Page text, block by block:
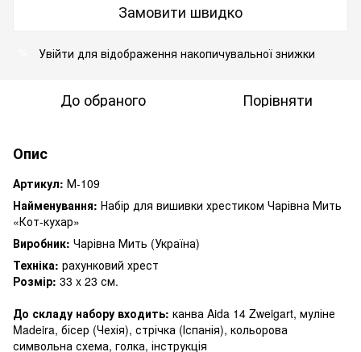
Замовити швидко
Увійти для відображення накопичувальної знижки
До обраного Порівняти
Опис
Артикул: М-109
Найменування: Набір для вишивки хрестиком Чарівна Мить
«Кот-кухар»
Виробник: Чарівна Мить (Україна)
Техніка: рахунковий хрест
Розмір: 33 x 23 см.
До складу набору входить: канва Aida 14 Zweigart, муліне
Madeira, бісер (Чехія), стрічка (Іспанія), кольорова
символьна схема, голка, інструкція